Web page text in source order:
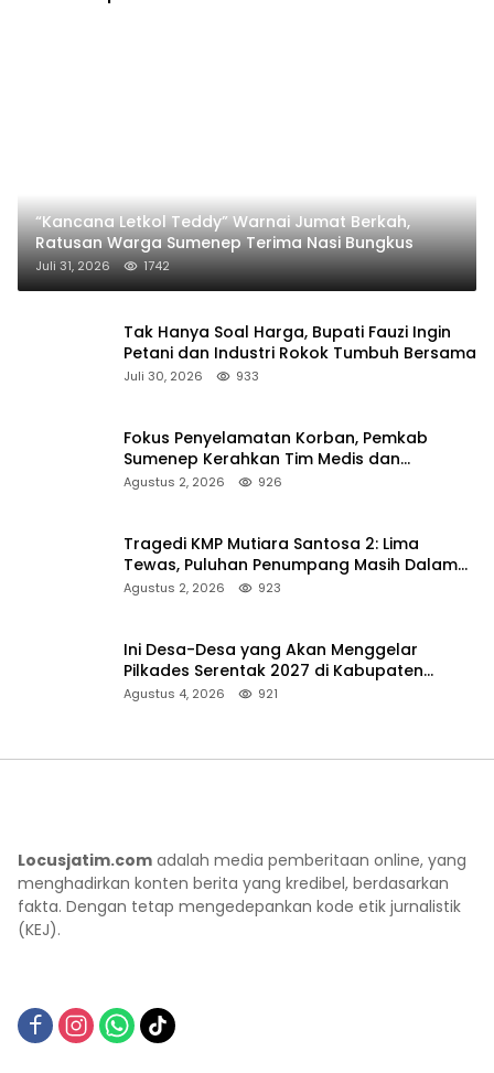
“Kancana Letkol Teddy” Warnai Jumat Berkah,
Ratusan Warga Sumenep Terima Nasi Bungkus
Juli 31, 2026 1742
Tak Hanya Soal Harga, Bupati Fauzi Ingin
Petani dan Industri Rokok Tumbuh Bersama
Juli 30, 2026 933
Fokus Penyelamatan Korban, Pemkab
Sumenep Kerahkan Tim Medis dan
Ambulans ke Pelabuhan Kalianget
Agustus 2, 2026 926
Tragedi KMP Mutiara Santosa 2: Lima
Tewas, Puluhan Penumpang Masih Dalam
Pencarian
Agustus 2, 2026 923
Ini Desa-Desa yang Akan Menggelar
Pilkades Serentak 2027 di Kabupaten
Sumenep
Agustus 4, 2026 921
Locusjatim.com adalah media pemberitaan online, yang
menghadirkan konten berita yang kredibel, berdasarkan
fakta. Dengan tetap mengedepankan kode etik jurnalistik
(KEJ).